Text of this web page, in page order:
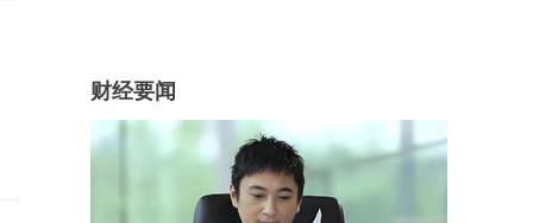
财经要闻